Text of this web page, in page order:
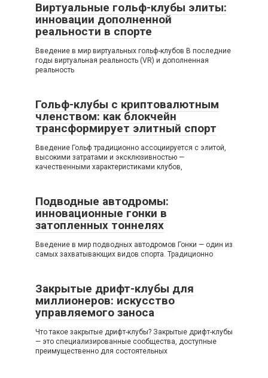
Виртуальные гольф-клубы элиты:
инновации дополненной
реальности в спорте
Введение в мир виртуальных гольф-клубов В последние
годы виртуальная реальность (VR) и дополненная
реальность
Гольф-клубы с криптовалютным
членством: как блокчейн
трансформирует элитный спорт
Введение Гольф традиционно ассоциируется с элитой,
высокими затратами и эксклюзивностью —
качественными характеристиками клубов,
Подводные автодромы:
инновационные гонки в
затопленных тоннелях
Введение в мир подводных автодромов Гонки — один из
самых захватывающих видов спорта. Традиционно
Закрытые дрифт-клубы для
миллионеров: искусство
управляемого заноса
Что такое закрытые дрифт-клубы? Закрытые дрифт-клубы
— это специализированные сообщества, доступные
преимущественно для состоятельных